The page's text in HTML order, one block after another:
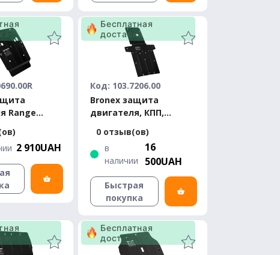
Range
2 910UAH
Код: 103.7206.00
Bronex защита
двигателя, КПП,
проводов Range Rover
Velar 2.0 D 2018-
Standard
0 отзыв(ов)
в
наличии
16
500UAH
Бесплатная
доставка
Быстрая
покупка
Бесплатная
доставка